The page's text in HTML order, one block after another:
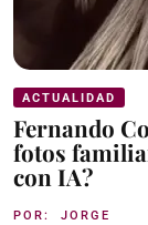
ACTUALIDAD
Fernando
fotos
con IA?
POR: JORGE